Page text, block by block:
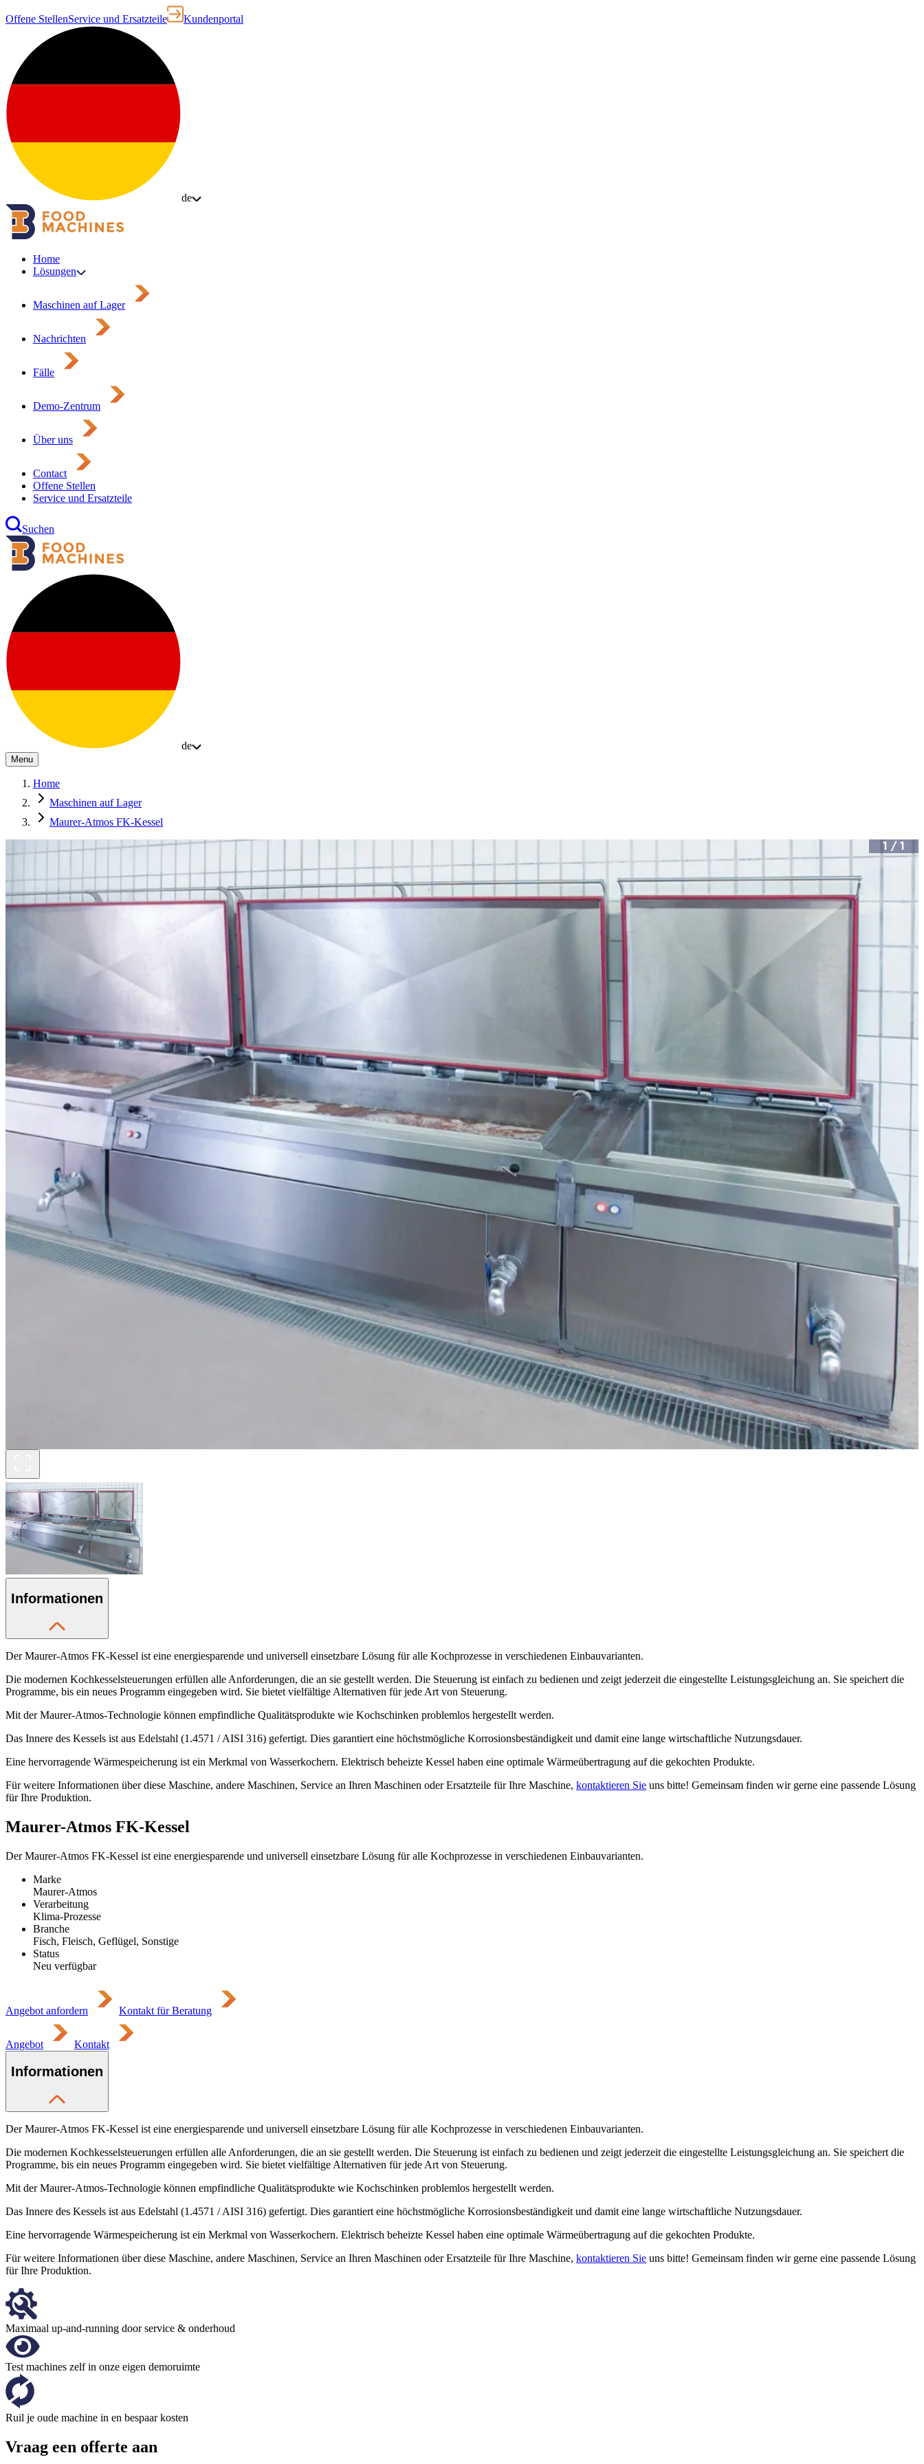
Offene StellenService und Ersatzteile Kundenportal
de
Home
Lösungen
Maschinen auf Lager
Nachrichten
Fälle
Demo-Zentrum
Über uns
Contact
Offene Stellen
Service und Ersatzteile
Suchen
de
Menu
Home
Maschinen auf Lager
Maurer-Atmos FK-Kessel
1 / 1
Informationen
Der Maurer-Atmos FK-Kessel ist eine energiesparende und universell einsetzbare Lösung für alle Kochprozesse in verschiedenen Einbauvarianten.
Die modernen Kochkesselsteuerungen erfüllen alle Anforderungen, die an sie gestellt werden. Die Steuerung ist einfach zu bedienen und zeigt jederzeit die eingestellte Leistungsgleichung an. Sie speichert die
Programme, bis ein neues Programm eingegeben wird. Sie bietet vielfältige Alternativen für jede Art von Steuerung.
Mit der Maurer-Atmos-Technologie können empfindliche Qualitätsprodukte wie Kochschinken problemlos hergestellt werden.
Das Innere des Kessels ist aus Edelstahl (1.4571 / AISI 316) gefertigt. Dies garantiert eine höchstmögliche Korrosionsbeständigkeit und damit eine lange wirtschaftliche Nutzungsdauer.
Eine hervorragende Wärmespeicherung ist ein Merkmal von Wasserkochern. Elektrisch beheizte Kessel haben eine optimale Wärmeübertragung auf die gekochten Produkte.
Für weitere Informationen über diese Maschine, andere Maschinen, Service an Ihren Maschinen oder Ersatzteile für Ihre Maschine, kontaktieren Sie uns bitte! Gemeinsam finden wir gerne eine passende Lösung
für Ihre Produktion.
Maurer-Atmos FK-Kessel
Der Maurer-Atmos FK-Kessel ist eine energiesparende und universell einsetzbare Lösung für alle Kochprozesse in verschiedenen Einbauvarianten.
Marke
Maurer-Atmos
Verarbeitung
Klima-Prozesse
Branche
Fisch, Fleisch, Geflügel, Sonstige
Status
Neu verfügbar
Angebot anfordern Kontakt für Beratung
Angebot Kontakt
Informationen
Der Maurer-Atmos FK-Kessel ist eine energiesparende und universell einsetzbare Lösung für alle Kochprozesse in verschiedenen Einbauvarianten.
Die modernen Kochkesselsteuerungen erfüllen alle Anforderungen, die an sie gestellt werden. Die Steuerung ist einfach zu bedienen und zeigt jederzeit die eingestellte Leistungsgleichung an. Sie speichert die
Programme, bis ein neues Programm eingegeben wird. Sie bietet vielfältige Alternativen für jede Art von Steuerung.
Mit der Maurer-Atmos-Technologie können empfindliche Qualitätsprodukte wie Kochschinken problemlos hergestellt werden.
Das Innere des Kessels ist aus Edelstahl (1.4571 / AISI 316) gefertigt. Dies garantiert eine höchstmögliche Korrosionsbeständigkeit und damit eine lange wirtschaftliche Nutzungsdauer.
Eine hervorragende Wärmespeicherung ist ein Merkmal von Wasserkochern. Elektrisch beheizte Kessel haben eine optimale Wärmeübertragung auf die gekochten Produkte.
Für weitere Informationen über diese Maschine, andere Maschinen, Service an Ihren Maschinen oder Ersatzteile für Ihre Maschine, kontaktieren Sie uns bitte! Gemeinsam finden wir gerne eine passende Lösung
für Ihre Produktion.
Maximaal up-and-running door service & onderhoud
Test machines zelf in onze eigen demoruimte
Ruil je oude machine in en bespaar kosten
Vraag een offerte aan